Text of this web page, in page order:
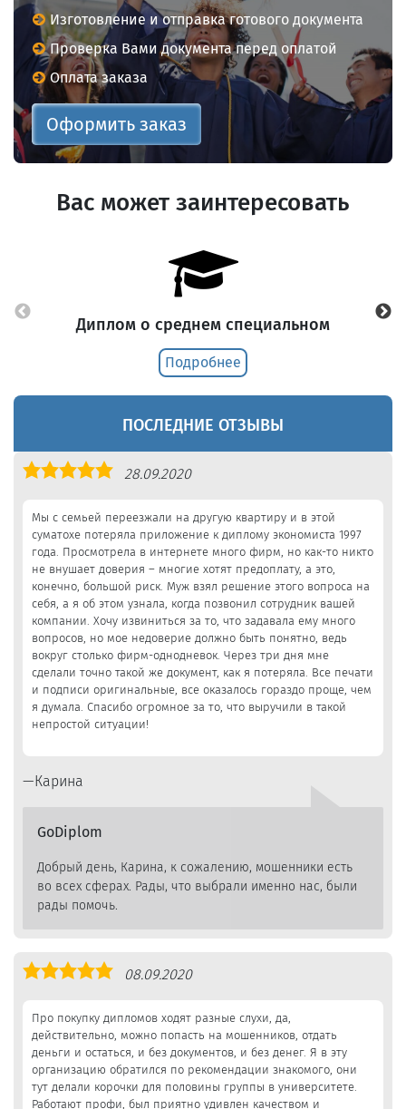
Изготовление и отправка готового документа
Проверка Вами документа перед оплатой
Оплата заказа
Оформить заказ
Вас может заинтересовать
Диплом о среднем специальном
Подробнее
ПОСЛЕДНИЕ ОТЗЫВЫ
Оценка
28.09.2020
Мы с семьей переезжали на другую квартиру и в этой
суматохе потеряла приложение к диплому экономиста 1997
года. Просмотрела в интернете много фирм, но как-то никто
не внушает доверия – многие хотят предоплату, а это,
конечно, большой риск. Муж взял решение этого вопроса на
себя, а я об этом узнала, когда позвонил сотрудник вашей
компании. Хочу извиниться за то, что задавала ему много
вопросов, но мое недоверие должно быть понятно, ведь
вокруг столько фирм-однодневок. Через три дня мне
сделали точно такой же документ, как я потеряла. Все печати
и подписи оригинальные, все оказалось гораздо проще, чем
я думала. Спасибо огромное за то, что выручили в такой
непростой ситуации!
Карина
GoDiplom
Добрый день, Карина, к сожалению, мошенники есть
во всех сферах. Рады, что выбрали именно нас, были
рады помочь.
Оценка
08.09.2020
Про покупку дипломов ходят разные слухи, да,
действительно, можно попасть на мошенников, отдать
деньги и остаться, и без документов, и без денег. Я в эту
организацию обратился по рекомендации знакомого, они
тут делали корочки для половины группы в университете.
Работают профи, был приятно удивлен качеством и